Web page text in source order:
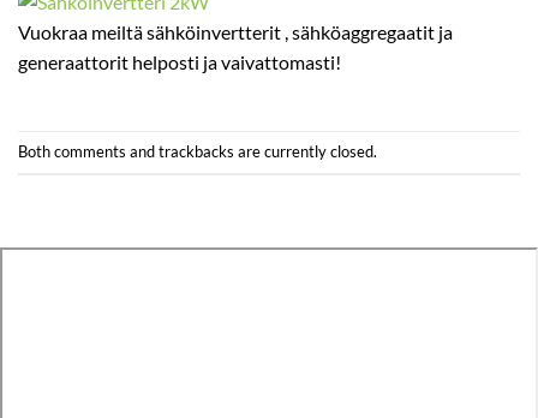
Vuokraa meiltä sähköinvertterit , sähköaggregaatit ja
generaattorit helposti ja vaivattomasti!
Both comments and trackbacks are currently closed.